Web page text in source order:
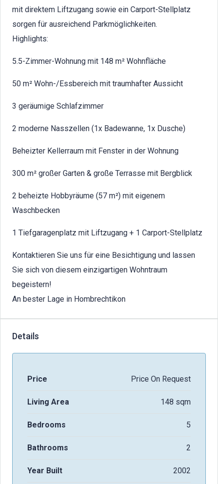
mit direktem Liftzugang sowie ein Carport-Stellplatz
sorgen für ausreichend Parkmöglichkeiten.
Highlights:
5.5-Zimmer-Wohnung mit 148 m² Wohnfläche
50 m² Wohn-/Essbereich mit traumhafter Aussicht
3 geräumige Schlafzimmer
2 moderne Nasszellen (1x Badewanne, 1x Dusche)
Beheizter Kellerraum mit Fenster in der Wohnung
300 m² großer Garten & große Terrasse mit Bergblick
2 beheizte Hobbyräume (57 m²) mit eigenem
Waschbecken
1 Tiefgaragenplatz mit Liftzugang + 1 Carport-Stellplatz
Kontaktieren Sie uns für eine Besichtigung und lassen
Sie sich von diesem einzigartigen Wohntraum
begeistern!
An bester Lage in Hombrechtikon
Details
Price Price On Request
Living Area 148 sqm
Bedrooms 5
Bathrooms 2
Year Built 2002